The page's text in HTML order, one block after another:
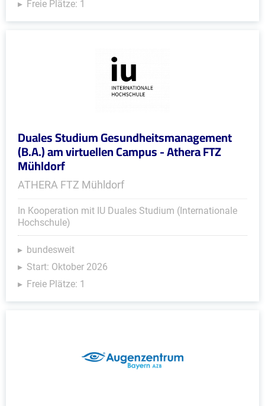
Freie Plätze: 1
Duales Studium Gesundheitsmanagement
(B.A.) am virtuellen Campus - Athera FTZ
Mühldorf
ATHERA FTZ Mühldorf
In Kooperation mit IU Duales Studium (Internationale
Hochschule)
bundesweit
Start: Oktober 2026
Freie Plätze: 1